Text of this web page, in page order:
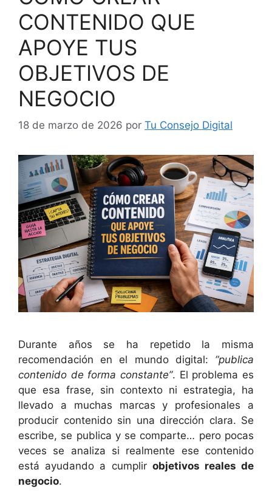
CONTENIDO QUE
APOYE TUS
OBJETIVOS DE
NEGOCIO
18 de marzo de 2026 por Tu Consejo Digital
Durante años se ha repetido la misma
recomendación en el mundo digital: “publica
contenido de forma constante”. El problema es
que esa frase, sin contexto ni estrategia, ha
llevado a muchas marcas y profesionales a
producir contenido sin una dirección clara. Se
escribe, se publica y se comparte… pero pocas
veces se analiza si realmente ese contenido
está ayudando a cumplir objetivos reales de
negocio.